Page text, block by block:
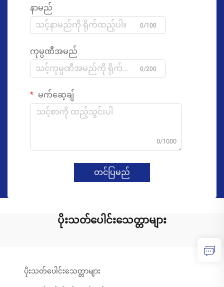
နာမည်
0/100
ကုမ္ပဏီအမည်
0/200
မက်ဆေ့ချ်
0/1000
တင်ပြမည်
ပိုးသတ်ပေါင်းသေတ္တာများ
ပိုးသတ်ပေါင်းသေတ္တာများ